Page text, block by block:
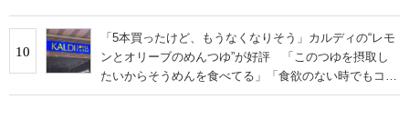
10
「5本買ったけど、もうなくなりそう」カルディの“レモ
ンとオリーブのめんつゆ”が好評 「このつゆを摂取し
たいからそうめんを食べてる」「食欲のない時でもコレ
で食べられる」